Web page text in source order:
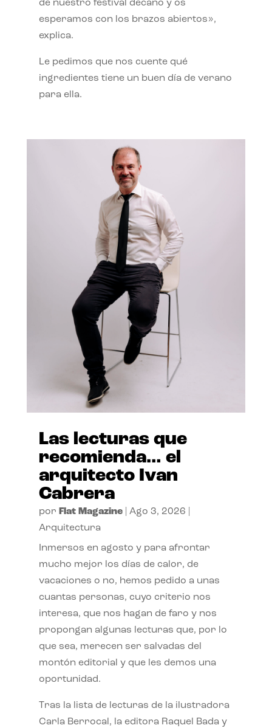
de nuestro festival decano y os
esperamos con los brazos abiertos»,
explica.
Le pedimos que nos cuente qué
ingredientes tiene un buen día de verano
para ella.
Las lecturas que
recomienda… el
arquitecto Ivan
Cabrera
por Flat Magazine| Ago 3, 2026
Arquitectura
Inmersos en agosto y para afrontar
mucho mejor los días de calor, de
vacaciones o no, hemos pedido a unas
cuantas personas, cuyo criterio nos
interesa, que nos hagan de faro y nos
propongan algunas lecturas que, por lo
que sea, merecen ser salvadas del
montón editorial y que les demos una
oportunidad.
Tras la lista de lecturas de la ilustradora
Carla Berrocal, la editora Raquel Bada y